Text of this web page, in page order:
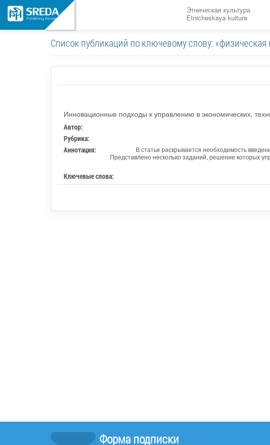
Этническая культура
Etnicheskaya kultura
Список публикаций по ключевому слову: «физическая
Инновационные подходы к управлению в экономических,
Автор:
Рубрика:
Аннотация:
В статье раскрывается необходимость
Представлено несколько заданий, решение которых
Ключевые слова:
Форма подписки